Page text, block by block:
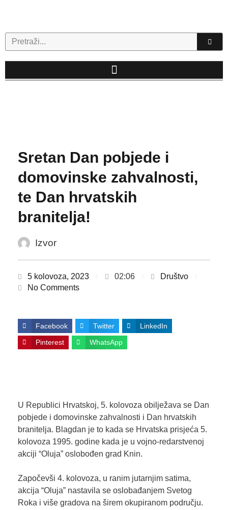
Search
Sretan Dan pobjede i
domovinske zahvalnosti,
te Dan hrvatskih
branitelja!
Izvor
5 kolovoza, 2023 02:06
Društvo
No Comments
Facebook Twitter LinkedIn
Pinterest WhatsApp
U Republici Hrvatskoj, 5. kolovoza obilježava se Dan
pobjede i domovinske zahvalnosti i Dan hrvatskih
branitelja. Blagdan je to kada se Hrvatska prisjeća 5.
kolovoza 1995. godine kada je u vojno-redarstvenoj
akciji “Oluja” oslobođen grad Knin.
Započevši 4. kolovoza, u ranim jutarnjim satima,
akcija “Oluja” nastavila se oslobađanjem Svetog
Roka i više gradova na širem okupiranom području.